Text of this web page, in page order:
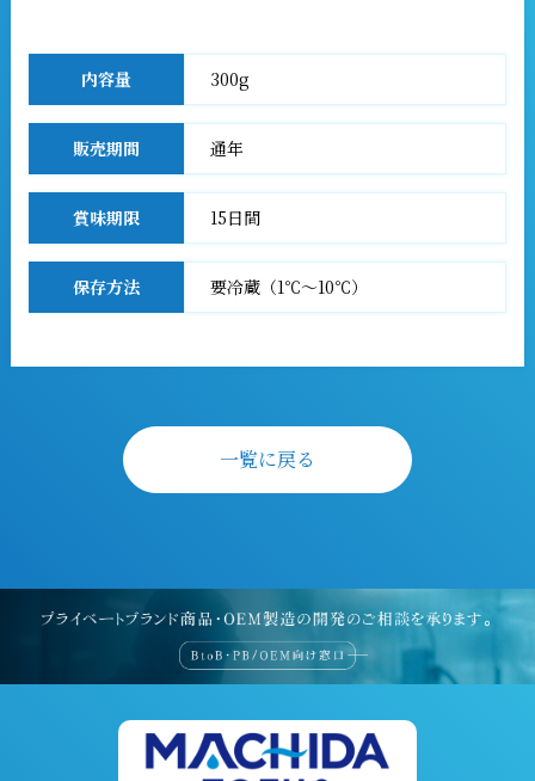
内容量 300g
販売期間 通年
賞味期限 15日間
保存方法 要冷蔵（1℃～10℃）
一覧に戻る